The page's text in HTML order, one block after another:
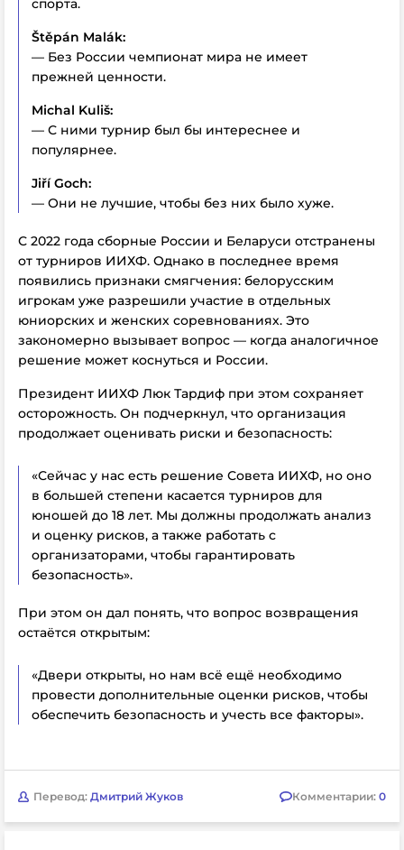
спорта.
Štěpán Malák:
— Без России чемпионат мира не имеет
прежней ценности.
Michal Kuliš:
— С ними турнир был бы интереснее и
популярнее.
Jiří Goch:
— Они не лучшие, чтобы без них было хуже.
С 2022 года сборные России и Беларуси отстранены
от турниров ИИХФ. Однако в последнее время
появились признаки смягчения: белорусским
игрокам уже разрешили участие в отдельных
юниорских и женских соревнованиях. Это
закономерно вызывает вопрос — когда аналогичное
решение может коснуться и России.
Президент ИИХФ Люк Тардиф при этом сохраняет
осторожность. Он подчеркнул, что организация
продолжает оценивать риски и безопасность:
«Сейчас у нас есть решение Совета ИИХФ, но оно
в большей степени касается турниров для
юношей до 18 лет. Мы должны продолжать анализ
и оценку рисков, а также работать с
организаторами, чтобы гарантировать
безопасность».
При этом он дал понять, что вопрос возвращения
остаётся открытым:
«Двери открыты, но нам всё ещё необходимо
провести дополнительные оценки рисков, чтобы
обеспечить безопасность и учесть все факторы».
Перевод: Дмитрий Жуков Комментарии: 0